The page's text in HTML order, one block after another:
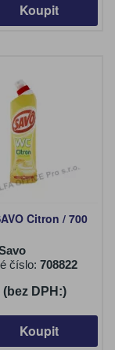
Koupit
Citron / 700
číslo: 708822
DPH:)
Koupit